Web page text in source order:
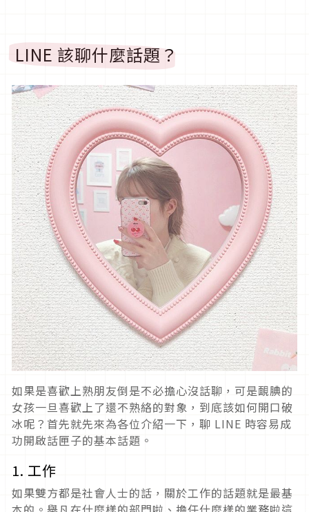
LINE 該聊什麼話題？
如果是喜歡上熟朋友倒是不必擔心沒話聊，可是靦腆的
女孩一旦喜歡上了還不熟絡的對象，到底該如何開口破
冰呢？首先就先來為各位介紹一下，聊 LINE 時容易成
功開啟話匣子的基本話題。
1. 工作
如果雙方都是社會人士的話，關於工作的話題就是最基